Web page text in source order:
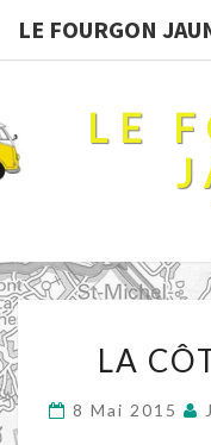
LE FOURGON
LE
LA
8 Mai 2015